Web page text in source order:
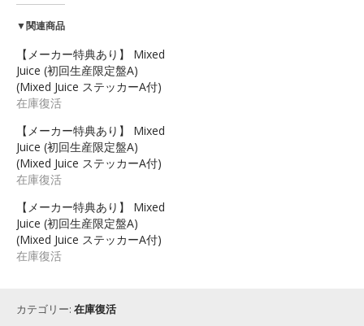
▼関連商品
【メーカー特典あり】 Mixed
Juice (初回生産限定盤A)
(Mixed Juice ステッカーA付)
在庫復活
【メーカー特典あり】 Mixed
Juice (初回生産限定盤A)
(Mixed Juice ステッカーA付)
在庫復活
【メーカー特典あり】 Mixed
Juice (初回生産限定盤A)
(Mixed Juice ステッカーA付)
在庫復活
カテゴリー: 在庫復活